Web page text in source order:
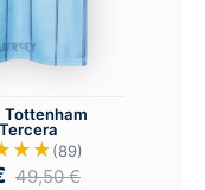
Tottenham
(89)
49,50€